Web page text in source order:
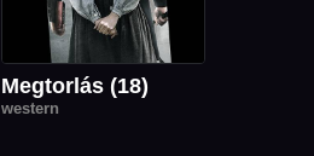
Megtorlás (18)
western